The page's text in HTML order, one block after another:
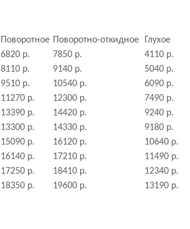
Поворотное Поворотно-откидное
Глухое
6820 р. 7850 р.
4110 р.
8110 р. 9140 р.
5040 р.
9510 р. 10540 р.
6090 р.
11270 р. 12300 р.
7490 р.
13390 р. 14420 р.
9240 р.
13300 р. 14330 р.
9180 р.
15090 р. 16120 р.
10640 р.
16140 р. 17210 р.
11490 р.
17250 р. 18410 р.
12340 р.
18350 р. 19600 р.
13190 р.